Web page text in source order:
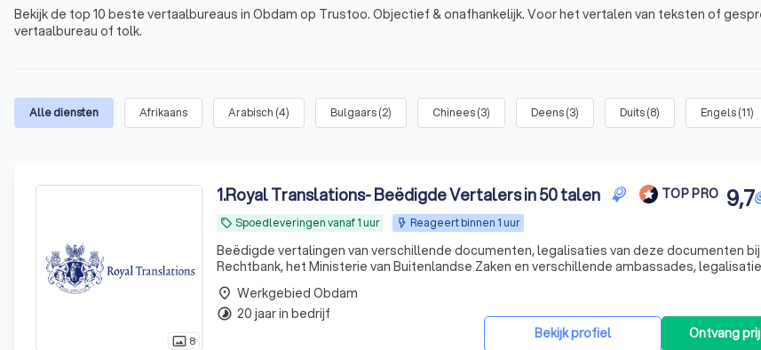
Bekijk de top 10 beste vertaalbureaus in Obdam op Trustoo. Objectief & onafhankelijk. Voor het vertalen van teksten of
vertaalbureau of tolk.
Alle diensten Afrikaans Arabisch (4) Bulgaars(2) Chinees(3) Deens(3) Duits(8) Engels(11)
photo_size_select_actual 8
1.Royal Translations- Beëdigde Vertalers in 50 talen TOP PRO
local_offer Spoedleveringen vanaf 1 uur Reageert binnen 1 uur
9,7
Beëdigde vertalingen van verschillende documenten, legalisaties van deze documenten
Rechtbank, het Ministerie van Buitenlandse Zaken en verschillende ambassades, legalisatie
Bekijk profiel Ontvang
place Werkgebied Obdam
timelapse 20 jaar in bedrijf